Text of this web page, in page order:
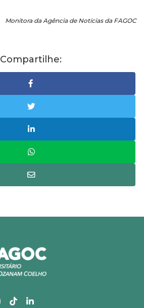
Monitora da Agência de Notícias da FAGOC
Compartilhe: